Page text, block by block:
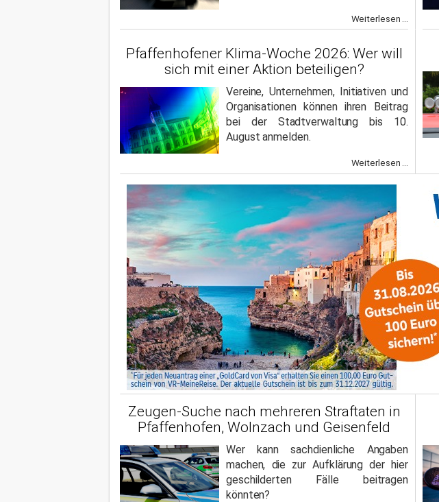
Weiterlesen ...
Pfaffenhofener Klima-Woche 2026: Wer will
sich mit einer Aktion beteiligen?
Vereine, Unternehmen, Initiativen und
Organisationen können ihren Beitrag
bei der Stadtverwaltung bis 10.
August anmelden.
Weiterlesen ...
Zeugen-Suche nach mehreren Straftaten in
Pfaffenhofen, Wolnzach und Geisenfeld
Wer kann sachdienliche Angaben
machen, die zur Aufklärung der hier
geschilderten Fälle beitragen
könnten?